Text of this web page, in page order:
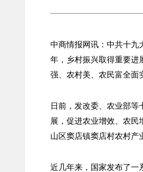
中商情报网讯：中共十九
年，乡村振兴取得重要进
强、农村美、农民富全面
日前，发改委、农业部
展，促进农业增效、农
山区窦店镇窦店村农村产
近几年来，国家发布了一